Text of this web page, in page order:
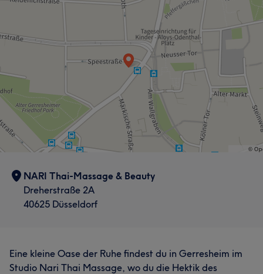
NARI Thai-Massage & Beauty
Dreherstraße 2A
40625 Düsseldorf
Eine kleine Oase der Ruhe findest du in Gerresheim im
Studio Nari Thai Massage, wo du die Hektik des